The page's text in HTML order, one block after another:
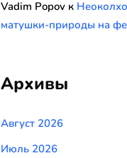
Vadim Popov к
матушки-природы на
Архивы
Август 2026
Июль 2026